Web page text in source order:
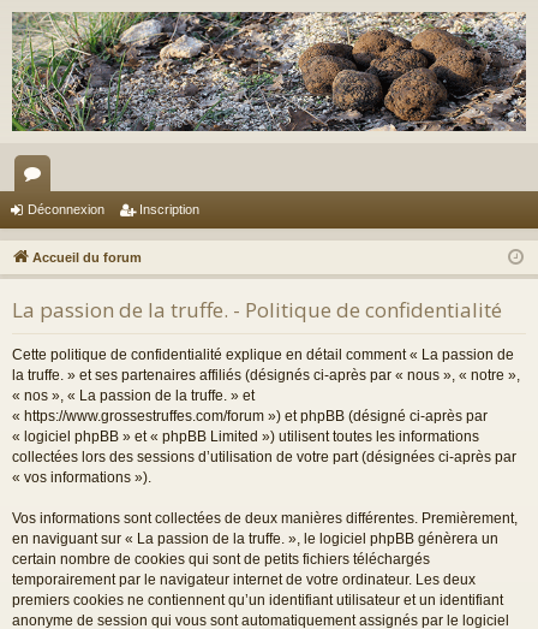
or
u
m
s
Déconnexion Inscription
Accueil du forum
La passion de la truffe. - Politique de confidentialité
Cette politique de confidentialité explique en détail comment « La passion de
la truffe. » et ses partenaires affiliés (désignés ci-après par « nous », « notre »,
« nos », « La passion de la truffe. » et
« https://www.grossestruffes.com/forum ») et phpBB (désigné ci-après par
« logiciel phpBB » et « phpBB Limited ») utilisent toutes les informations
collectées lors des sessions d’utilisation de votre part (désignées ci-après par
« vos informations »).
Vos informations sont collectées de deux manières différentes. Premièrement,
en naviguant sur « La passion de la truffe. », le logiciel phpBB génèrera un
certain nombre de cookies qui sont de petits fichiers téléchargés
temporairement par le navigateur internet de votre ordinateur. Les deux
premiers cookies ne contiennent qu’un identifiant utilisateur et un identifiant
anonyme de session qui vous sont automatiquement assignés par le logiciel